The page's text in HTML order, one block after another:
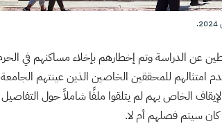
عن الدراسة وتم إخطارهم بإخلاء مساكنهم في
للمحققين الخاصين الذين عينتهم
الخاص بهم لم يتلقوا ملفًا شاملاً حول التفاصيل
كان سيتم فصلهم أم لا.